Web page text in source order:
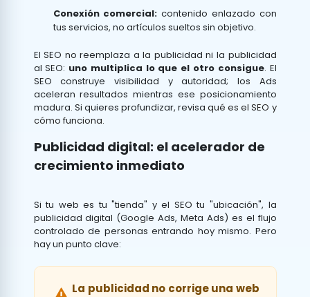
Conexión comercial: contenido enlazado con
tus servicios, no artículos sueltos sin objetivo.
El SEO no reemplaza a la publicidad ni la publicidad
al SEO: uno multiplica lo que el otro consigue. El
SEO construye visibilidad y autoridad; los Ads
aceleran resultados mientras ese posicionamiento
madura. Si quieres profundizar, revisaqué es el SEO y
cómo funciona.
Publicidad digital: el acelerador de
crecimiento inmediato
Si tu web es tu "tienda" y el SEO tu "ubicación", la
publicidad digital (Google Ads, Meta Ads) es el flujo
controlado de personas entrando hoy mismo. Pero
hay un punto clave:
La publicidad no corrige una web